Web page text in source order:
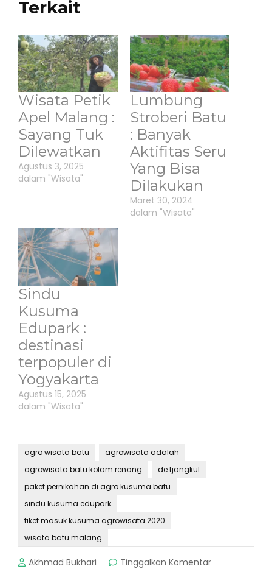
Terkait
Wisata Petik
Apel Malang :
Sayang Tuk
Dilewatkan
Agustus 3, 2025
dalam "Wisata"
Lumbung
Stroberi Batu
: Banyak
Aktifitas Seru
Yang Bisa
Dilakukan
Maret 30, 2024
dalam "Wisata"
Sindu
Kusuma
Edupark :
destinasi
terpopuler di
Yogyakarta
Agustus 15, 2025
dalam "Wisata"
agro wisata batu
agrowisata adalah
agrowisata batu kolam renang
de tjangkul
paket pernikahan di agro kusuma batu
sindu kusuma edupark
tiket masuk kusuma agrowisata 2020
wisata batu malang
Akhmad Bukhari Tinggalkan Komentarpada